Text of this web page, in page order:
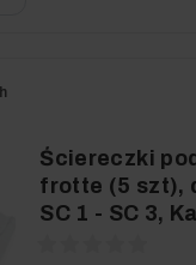
Ściereczki
frotte (5 szt),
SC 1 - SC 3,